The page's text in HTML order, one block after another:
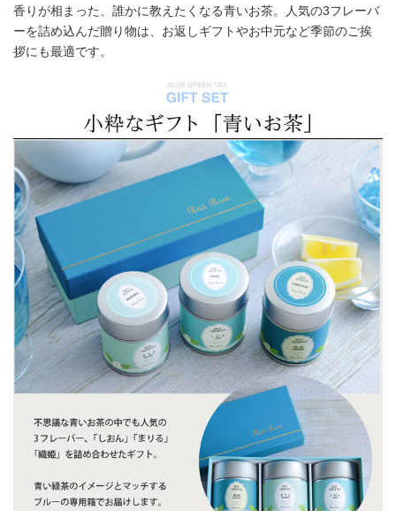
香りが相まった、誰かに教えたくなる青いお茶。人気の3フレーバ
ーを詰め込んだ贈り物は、お返しギフトやお中元など季節のご挨
拶にも最適です。